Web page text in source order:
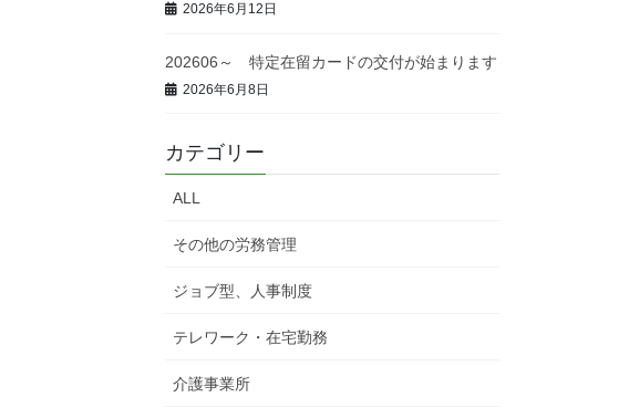
2026年6月12日
202606～ 特定在留カードの交付が始まります
2026年6月8日
カテゴリー
ALL
その他の労務管理
ジョブ型、人事制度
テレワーク・在宅勤務
介護事業所